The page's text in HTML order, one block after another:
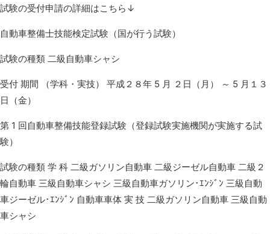
試験の受付申請の詳細はこちら↓
自動車整備士技能検定試験（国が行う試験）
試験の種類 二級自動車シャシ
受付 期間 （学科・実技） 平成２８年 5 月 ２日（月） ～ 5 月１３
日（金）
第 1 回自動車整備技能登録試験（登録試験実施機関が実施する試
験）
試験の種類 学 科 二級ガソリン自動車 二級ジーゼル自動車 二級２
輪自動車 三級自動車シャシ 三級自動車ガソリン･ｴﾝｼﾞﾝ 三級自動
車ジーゼル･ｴﾝｼﾞﾝ 自動車車体 実 技 二級ガソリン自動車 三級自動
車シャシ